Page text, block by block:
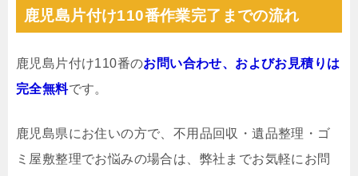
鹿児島片付け110番作業完了までの流れ
鹿児島片付け110番のお問い合わせ、およびお見積りは
完全無料です。
鹿児島県にお住いの方で、不用品回収・遺品整理・ゴ
ミ屋敷整理でお悩みの場合は、弊社までお気軽にお問